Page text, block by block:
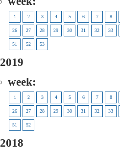
1 2 3 4 5 6 7 8
26 27 28 29 30 31 32 33
51 52 53
2019
week:
1 2 3 4 5 6 7 8
26 27 28 29 30 31 32 33
51 52
2018